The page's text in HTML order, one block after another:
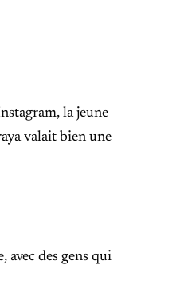
la jeune
valait bien une
avec des gens qui